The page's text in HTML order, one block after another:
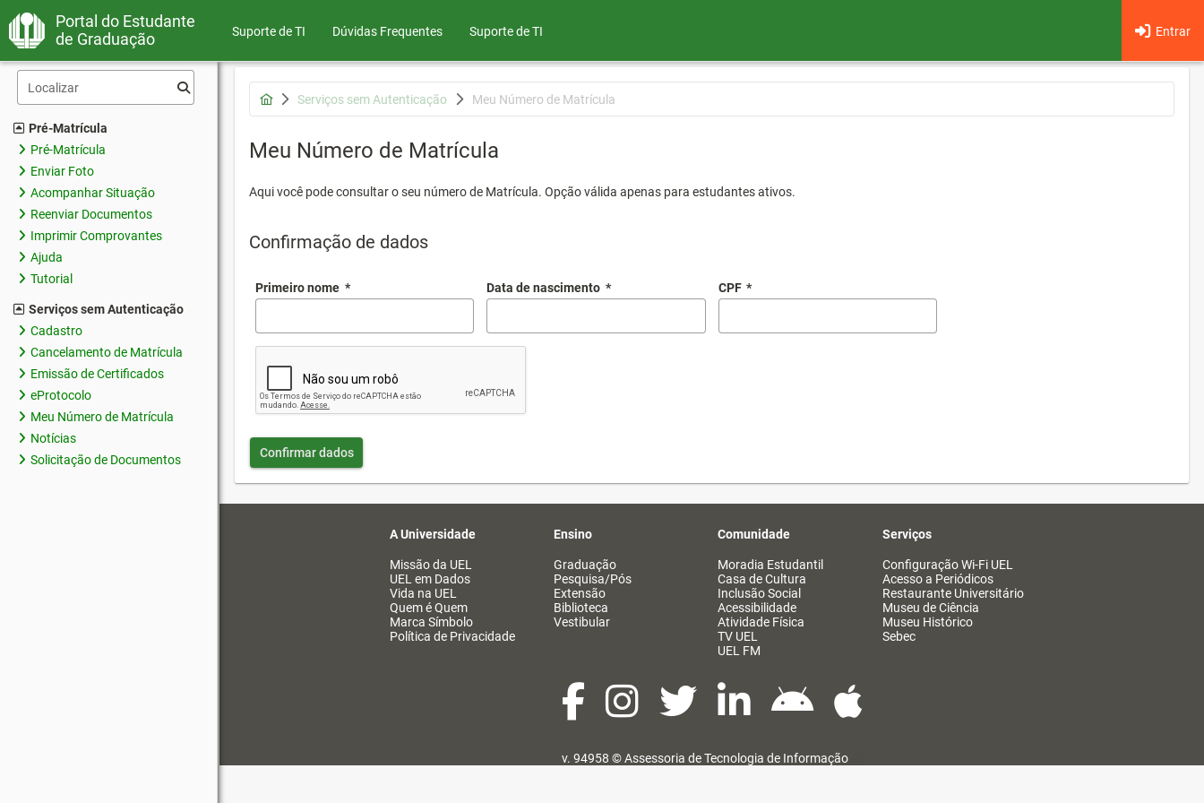
Portal do Estudante
de Graduação
Suporte de TI Dúvidas Frequentes Entrar
Suporte de TI
Pré-Matrícula
Pré-Matrícula
Enviar Foto
Acompanhar Situação
Reenviar Documentos
Imprimir Comprovantes
Ajuda
Tutorial
Serviços sem Autenticação
Cadastro
Cancelamento de Matrícula
Emissão de Certificados
eProtocolo
Meu Número de Matrícula
Notícias
Solicitação de Documentos
Serviços sem Autenticação Meu Número de Matrícula
Meu Número de Matrícula
Aqui você pode consultar o seu número de Matrícula. Opção válida apenas para estudantes ativos.
Confirmação de dados
Primeiro nome * Data de nascimento * CPF *
Confirmar dados
A Universidade
Missão da UEL
UEL em Dados
Vida na UEL
Quem é Quem
Marca Símbolo
Política de Privacidade
Ensino
Graduação
Pesquisa/Pós
Extensão
Biblioteca
Vestibular
Comunidade
Moradia Estudantil
Casa de Cultura
Inclusão Social
Acessibilidade
Atividade Física
TV UEL
UEL FM
Serviços
Configuração Wi-Fi UEL
Acesso a Periódicos
Restaurante Universitário
Museu de Ciência
Museu Histórico
Sebec
v. 94958 ©Assessoria de Tecnologia de Informação